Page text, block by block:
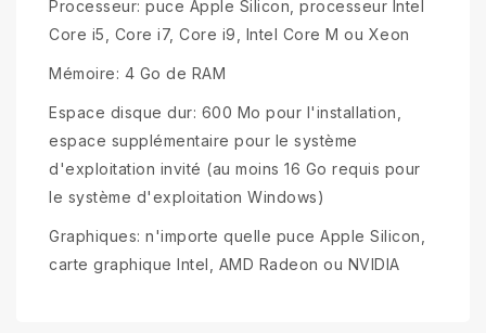
Processeur: puce Apple Silicon, processeur Intel
Core i5, Core i7, Core i9, Intel Core M ou Xeon
Mémoire: 4 Go de RAM
Espace disque dur: 600 Mo pour l'installation,
espace supplémentaire pour le système
d'exploitation invité (au moins 16 Go requis pour
le système d'exploitation Windows)
Graphiques: n'importe quelle puce Apple Silicon,
carte graphique Intel, AMD Radeon ou NVIDIA